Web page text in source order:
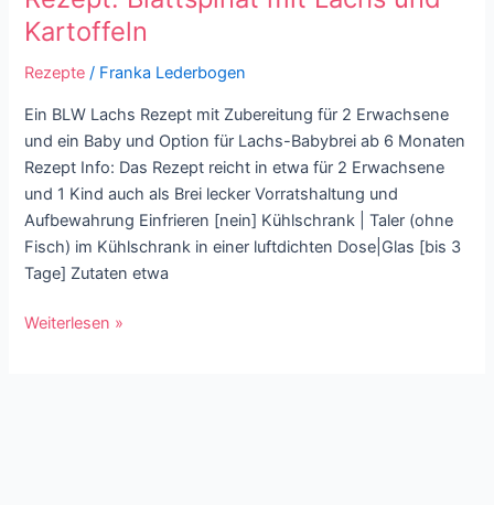
Kartoffeln
Rezepte / Franka Lederbogen
Ein BLW Lachs Rezept mit Zubereitung für 2 Erwachsene
und ein Baby und Option für Lachs-Babybrei ab 6 Monaten
Rezept Info: Das Rezept reicht in etwa für 2 Erwachsene
und 1 Kind auch als Brei lecker Vorratshaltung und
Aufbewahrung Einfrieren [nein] Kühlschrank | Taler (ohne
Fisch) im Kühlschrank in einer luftdichten Dose|Glas [bis 3
Tage] Zutaten etwa
zubereiten
|
Rezept:
mit
Lachs
und
Kartoffeln
Weiterlesen »